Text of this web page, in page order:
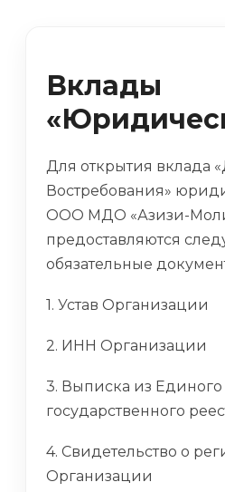
Вклады
Для открытия вклада
Востребования»
ООО МДО «Азизи-
предоставляются
обязательные
1. Устав Организации
2. ИНН Организации
3. Выписка из Единого
государственного
4. Свидетельство о
Организации